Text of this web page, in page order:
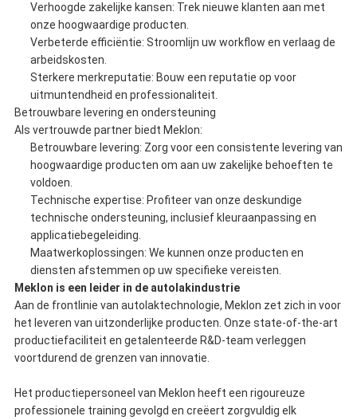
Verhoogde zakelijke kansen: Trek nieuwe klanten aan met
onze hoogwaardige producten.
Verbeterde efficiëntie: Stroomlijn uw workflow en verlaag de
arbeidskosten.
Sterkere merkreputatie: Bouw een reputatie op voor
uitmuntendheid en professionaliteit.
Betrouwbare levering en ondersteuning
Als vertrouwde partner biedt Meklon:
Betrouwbare levering: Zorg voor een consistente levering van
hoogwaardige producten om aan uw zakelijke behoeften te
voldoen.
Technische expertise: Profiteer van onze deskundige
technische ondersteuning, inclusief kleuraanpassing en
applicatiebegeleiding.
Maatwerkoplossingen: We kunnen onze producten en
diensten afstemmen op uw specifieke vereisten.
Meklon is een leider in de autolakindustrie
Aan de frontlinie van autolaktechnologie, Meklon zet zich in voor
het leveren van uitzonderlijke producten. Onze state-of-the-art
productiefaciliteit en getalenteerde R&D-team verleggen
voortdurend de grenzen van innovatie.
Het productiepersoneel van Meklon heeft een rigoureuze
professionele training gevolgd en creëert zorgvuldig elk